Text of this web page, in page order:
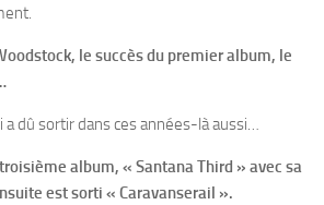
le succès du premier album, le
a dû sortir dans ces années-là aussi…
album, « Santana Third » avec sa
est sorti « Caravanserail ».